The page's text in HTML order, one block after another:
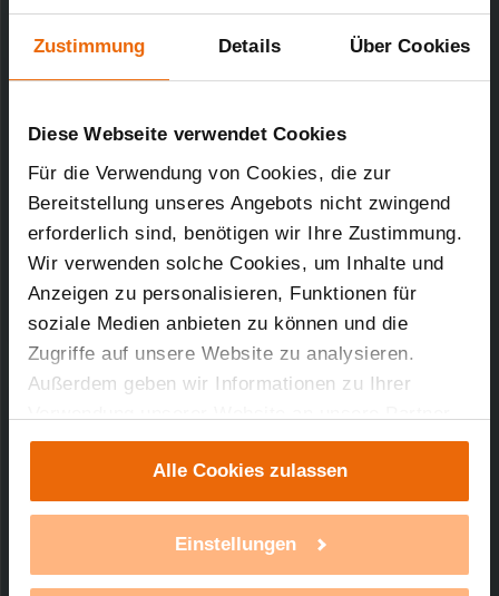
Zustimmung Details Über Cookies
Diese Webseite verwendet Cookies
Für die Verwendung von Cookies, die zur
Bereitstellung unseres Angebots nicht zwingend
erforderlich sind, benötigen wir Ihre Zustimmung.
Wir verwenden solche Cookies, um Inhalte und
Anzeigen zu personalisieren, Funktionen für
soziale Medien anbieten zu können und die
Zugriffe auf unsere Website zu analysieren.
Außerdem geben wir Informationen zu Ihrer
Verwendung unserer Website an unsere Partner
für soziale Medien, Werbung und Analysen weiter.
Unsere Partner führen diese Informationen
möglicherweise mit weiteren Daten zusammen,
die Sie ihnen bereitgestellt haben oder die sie im
Alle Cookies zulassen
Einstellungen
Zählersensor Gas
Kurz-Bez.: ES-Gas
Artikel-Nr.: 140763Ax
02.05.2017
94,82 KB
Technischer Support
unserer Produkte?
mehr Infos